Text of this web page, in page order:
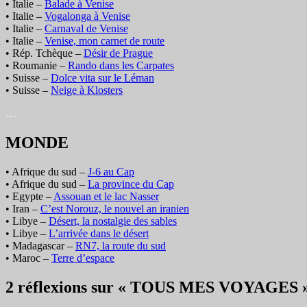
• Italie – Balade à Venise
• Italie – Vogalonga à Venise
• Italie – Carnaval de Venise
• Italie – Venise, mon carnet de route
• Rép. Tchèque – Désir de Prague
• Roumanie – Rando dans les Carpates
• Suisse – Dolce vita sur le Léman
• Suisse – Neige à Klosters
…
MONDE
• Afrique du sud – J-6 au Cap
• Afrique du sud – La province du Cap
• Egypte – Assouan et le lac Nasser
• Iran – C’est Norouz, le nouvel an iranien
• Libye – Désert, la nostalgie des sables
• Libye – L’arrivée dans le désert
• Madagascar – RN7, la route du sud
• Maroc – Terre d’espace
2 réflexions sur « TOUS MES VOYAGES